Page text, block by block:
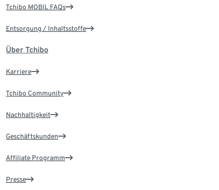
Tchibo MOBIL FAQs
Entsorgung / Inhaltsstoffe
Über Tchibo
Karriere
Tchibo Community
Nachhaltigkeit
Geschäftskunden
Affiliate Programm
Presse